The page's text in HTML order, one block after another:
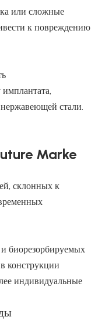
или сложные
к повреждению
имплантата,
стали.
Marke
склонных к
биорезорбируемых
конструкции
индивидуальные